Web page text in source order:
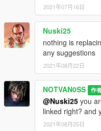
2021年07月16日
Nuski25
nothing is
any suggestions
2021年08月22日
NOTVAN0SS 作
@Nuski25 you
linked right? and
2021年08月25日